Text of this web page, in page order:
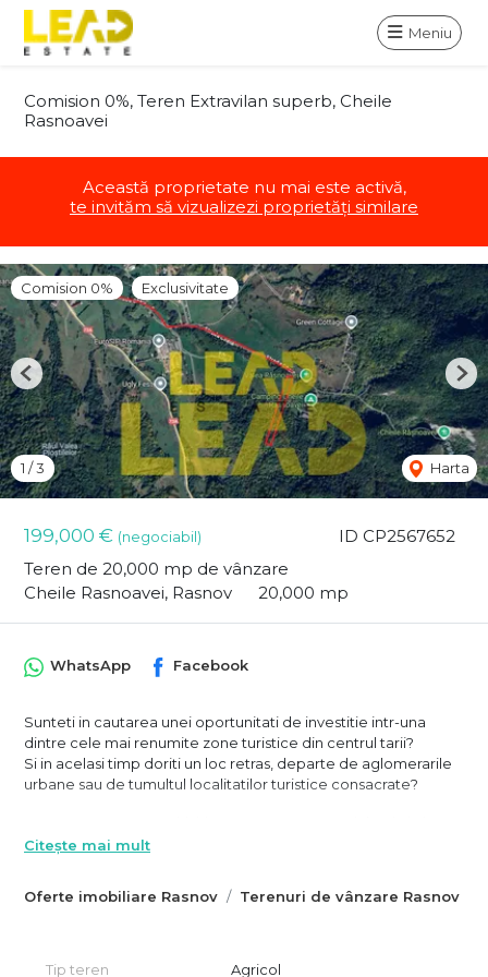
Meniu
Comision 0%, Teren Extravilan superb, Cheile
Rasnoavei
Această proprietate nu mai este activă,
te invităm să vizualizezi proprietăți similare
ID CP2567652
199,000 € (negociabil)
Teren de 20,000 mp de vânzare
Cheile Rasnoavei, Rasnov
20,000 mp
Comision 0% Exclusivitate
1 /3 Harta
Previous
Oferte imobiliare Rasnov Terenuri de vânzare Rasnov
WhatsApp Facebook
Sunteti in cautarea unei oportunitati de investitie intr-una
dintre cele mai renumite zone turistice din centrul tarii?
Si in acelasi timp doriti un loc retras, departe de aglomerarile
urbane sau de tumultul localitatilor turistice consacrate?
Cheile Rasnoavei, un spatiu mirific, fermecator, linistit si in
DN73A, terenul, in suprafata de 20.000 mp are o forma
Citește mai mult
Tip teren Agricol